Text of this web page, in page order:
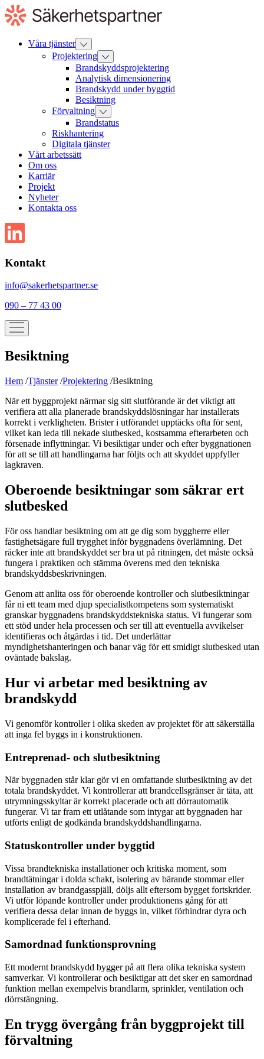
Till
innehåll
Våra tjänster
Projektering
Brandskyddsprojektering
Analytisk dimensionering
Brandskydd under byggtid
Besiktning
Förvaltning
Brandstatus
Riskhantering
Digitala tjänster
Vårt arbetssätt
Om oss
Karriär
Projekt
Nyheter
Kontakta oss
Kontakt
info@sakerhetspartner.se
090 – 77 43 00
Besiktning
Hem /Tjänster /Projektering /Besiktning
När ett byggprojekt närmar sig sitt slutförande är det viktigt att
verifiera att alla planerade brandskyddslösningar har installerats
korrekt i verkligheten. Brister i utförandet upptäcks ofta för sent,
vilket kan leda till nekade slutbesked, kostsamma efterarbeten och
försenade inflyttningar. Vi besiktigar under och efter byggnationen
för att se till att handlingarna har följts och att skyddet uppfyller
lagkraven.
Oberoende besiktningar som säkrar ert
slutbesked
För oss handlar besiktning om att ge dig som byggherre eller
fastighetsägare full trygghet inför byggnadens överlämning. Det
räcker inte att brandskyddet ser bra ut på ritningen, det måste också
fungera i praktiken och stämma överens med den tekniska
brandskyddsbeskrivningen.
Genom att anlita oss för oberoende kontroller och slutbesiktningar
får ni ett team med djup specialistkompetens som systematiskt
granskar byggnadens brandskyddstekniska status. Vi fungerar som
ett stöd under hela processen och ser till att eventuella avvikelser
identifieras och åtgärdas i tid. Det underlättar
myndighetshanteringen och banar väg för ett smidigt slutbesked utan
oväntade bakslag.
Hur vi arbetar med besiktning av
brandskydd
Vi genomför kontroller i olika skeden av projektet för att säkerställa
att inga fel byggs in i konstruktionen.
Entreprenad- och slutbesiktning
När byggnaden står klar gör vi en omfattande slutbesiktning av det
totala brandskyddet. Vi kontrollerar att brandcellsgränser är täta, att
utrymningsskyltar är korrekt placerade och att dörrautomatik
fungerar. Vi tar fram ett utlåtande som intygar att byggnaden har
utförts enligt de godkända brandskyddshandlingarna.
Statuskontroller under byggtid
Vissa brandtekniska installationer och kritiska moment, som
brandtätningar i dolda schakt, isolering av bärande stommar eller
installation av brandgasspjäll, döljs allt eftersom bygget fortskrider.
Vi utför löpande kontroller under produktionens gång för att
verifiera dessa delar innan de byggs in, vilket förhindrar dyra och
komplicerade fel i efterhand.
Samordnad funktionsprovning
Ett modernt brandskydd bygger på att flera olika tekniska system
samverkar. Vi kontrollerar och besiktigar att det sker en samordnad
funktion mellan exempelvis brandlarm, sprinkler, ventilation och
dörrstängning.
En trygg övergång från byggprojekt till
förvaltning